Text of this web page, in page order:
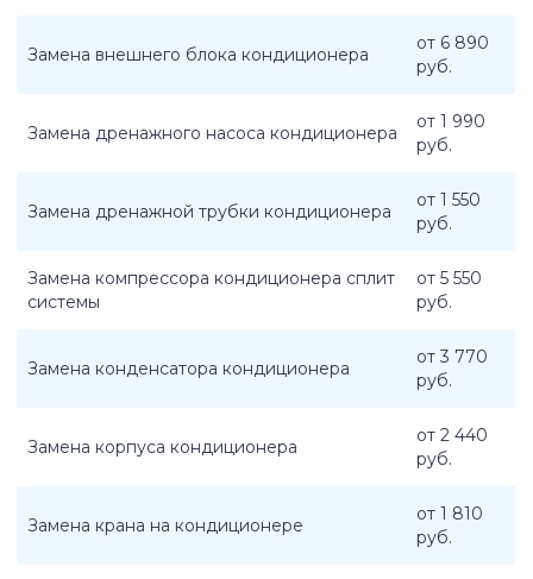
Замена внешнего блока кондиционера
от 6 890
руб.
Замена дренажного насоса кондиционера
от 1 990
руб.
Замена дренажной трубки кондиционера
от 1 550
руб.
Замена компрессора кондиционера сплит
системы
от 5 550
руб.
Замена конденсатора кондиционера
от 3 770
руб.
Замена корпуса кондиционера
от 2 440
руб.
Замена крана на кондиционере
от 1 810
руб.